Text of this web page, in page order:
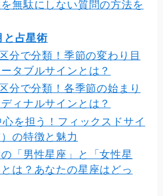
無駄にしない質問の方法を
と占星術
分で分類！季節の変わり目
タブルサインとは？
分で分類！各季節の始まり
ィナルサインとは？
を担う！フィックスドサイ
の特徴と魅力
「男性星座」と「女性星
は？あなたの星座はどっ